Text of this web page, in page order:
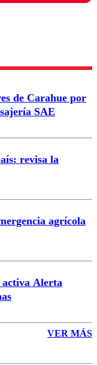
garantizar un
de Carahue por
SAE
revisa la
agrícola
Alerta
VER MÁS